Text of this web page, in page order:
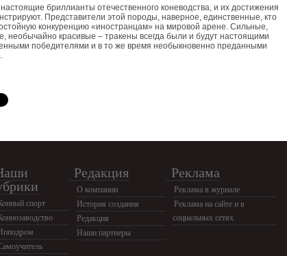
бриллианты отечественного коневодства, и их достижения
Представители этой породы, наверное, единственные, кто
конкуренцию «иностранцам» на мировой арене. Сильные,
необычайно красивые – тракены всегда были и будут настоящими
победителями и в то же время необыкновенно преданными
Конный спорт
Коннозаводство
Редакция
О компании
История создания
Редакция
Наши партнеры
Реклама
Реклама в журнале
Реклама на сайте и в
социальных сетях